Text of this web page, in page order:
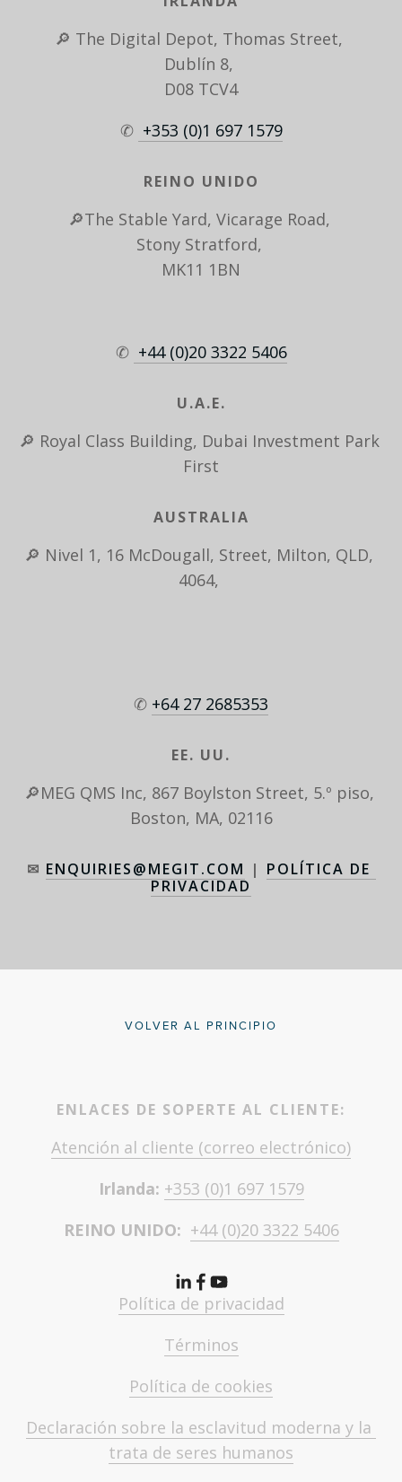
🔎 The Digital Depot, Thomas Street,
Dublín 8,
D08 TCV4
✆ +353 (0)1 697 1579
REINO UNIDO
🔎The Stable Yard, Vicarage Road,
Stony Stratford,
MK11 1BN
✆ +44 (0)20 3322 5406
U.A.E.
🔎 Royal Class Building, Dubai Investment Park
First
AUSTRALIA
🔎 Nivel 1, 16 McDougall, Street, Milton, QLD,
4064,
✆ +64 27 2685353
EE. UU.
🔎MEG QMS Inc, 867 Boylston Street, 5.º piso,
Boston, MA, 02116
✉ ENQUIRIES@MEGIT.COM | POLÍTICA DE
PRIVACIDAD
VOLVER AL PRINCIPIO
ENLACES DE SOPERTE AL CLIENTE:
Atención al cliente (correo electrónico)
Irlanda: +353 (0)1 697 1579
REINO UNIDO: +44 (0)20 3322 5406
Política de privacidad
Términos
Política de cookies
Declaración sobre la esclavitud moderna y la
trata de seres humanos